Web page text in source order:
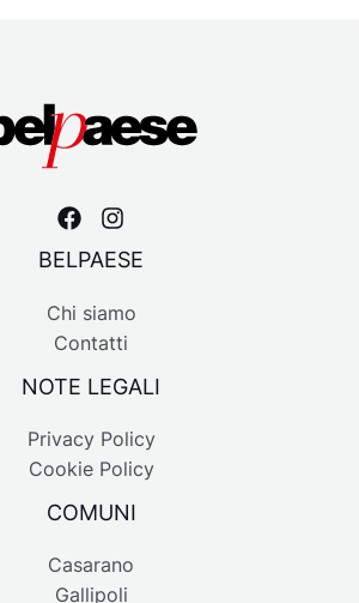
BELPAESE
Chi siamo
Contatti
NOTE LEGALI
Privacy Policy
Cookie Policy
COMUNI
Casarano
Gallipoli